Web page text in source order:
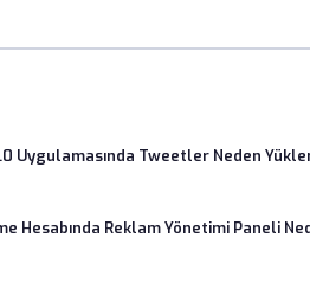
Uygulamasında Tweetler Neden
Hesabında Reklam Yönetimi Paneli